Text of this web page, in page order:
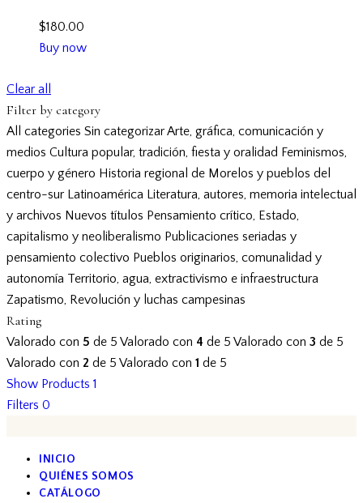
$180.00
Buy now
Clear all
Filter by category
All categories Sin categorizarArte, gráfica, comunicación y
medios Cultura popular, tradición, fiesta y oralidad Feminismos,
cuerpo y género Historia regional de Morelos y pueblos del
centro-sur Latinoamérica Literatura, autores, memoria intelectual
y archivos Nuevos títulos Pensamiento crítico, Estado,
capitalismo y neoliberalismo Publicaciones seriadas y
pensamiento colectivo Pueblos originarios, comunalidad y
autonomía Territorio, agua, extractivismo e infraestructura
Zapatismo, Revolución y luchas campesinas
Rating
Valorado con 5 de 5 Valorado con 4 de 5 Valorado con 3 de 5
Valorado con 2 de 5 Valorado con 1 de 5
Show Products 1
Filters 0
INICIO
QUIÉNES SOMOS
CATÁLOGO